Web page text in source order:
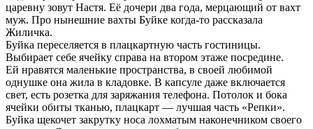
царевну зовут Настя. Её дочери два года, мерцающий от вахт
муж. Про нынешние вахты Буйке когда-то рассказала
Жиличка.
Буйка переселяется в плацкартную часть гостиницы.
Выбирает себе ячейку справа на втором этаже посредине.
Ей нравятся маленькие пространства, в своей любимой
однушке она жила в кладовке. В капсуле даже включается
свет, есть розетка для заряжания телефона. Потолок и бока
ячейки обиты тканью, плацкарт — лучшая часть «Репки».
Буйка щекочет закрутку носа лохматым наконечником своего